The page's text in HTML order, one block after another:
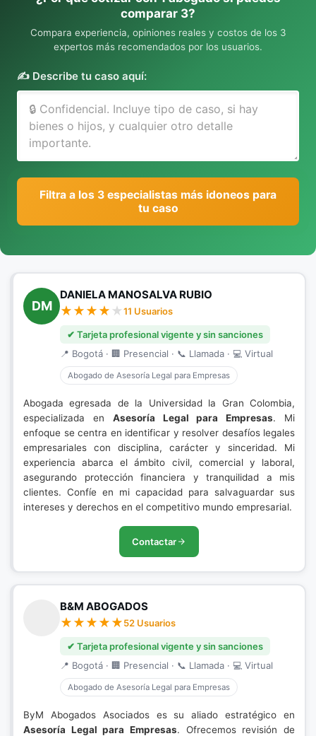
comparar 3?
Compara experiencia, opiniones reales y costos de los 3
expertos más recomendados por los usuarios.
✍️ Describe tu caso aquí:
Filtra a los 3 especialistas más idoneos para
tu caso
DM
DANIELA MANOSALVA RUBIO
11 Usuarios
✔ Tarjeta profesional vigente y sin sanciones
📍 Bogotá · 🏢 Presencial · 📞 Llamada · 💻 Virtual
Abogado de Asesoría Legal para Empresas
Abogada egresada de la Universidad la Gran Colombia,
especializada en Asesoría Legal para Empresas. Mi
enfoque se centra en identificar y resolver desafíos legales
empresariales con disciplina, carácter y sinceridad. Mi
experiencia abarca el ámbito civil, comercial y laboral,
asegurando protección financiera y tranquilidad a mis
clientes. Confíe en mi capacidad para salvaguardar sus
intereses y derechos en el competitivo mundo empresarial.
Contactar
B&M ABOGADOS
52 Usuarios
✔ Tarjeta profesional vigente y sin sanciones
📍 Bogotá · 🏢 Presencial · 📞 Llamada · 💻 Virtual
Abogado de Asesoría Legal para Empresas
ByM Abogados Asociados es su aliado estratégico en
Asesoría Legal para Empresas. Ofrecemos revisión de